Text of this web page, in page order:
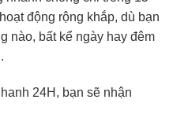
động rộng khắp, dù bạn
nào, bất kể ngày hay đêm
24H, bạn sẽ nhận